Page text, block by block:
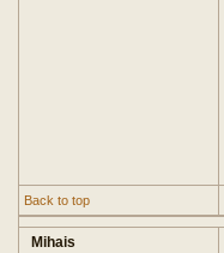
Back to top
Mihais